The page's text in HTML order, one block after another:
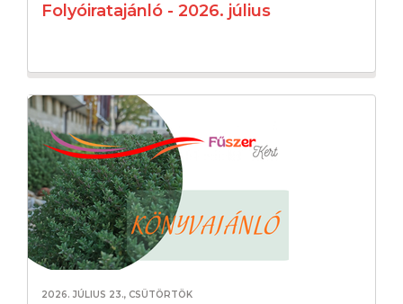
Folyóiratajánló - 2026. július
2026. JÚLIUS 23., CSÜTÖRTÖK